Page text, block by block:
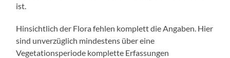
ist.
Hinsichtlich der Flora fehlen komplett die Angaben. Hier
sind unverzüglich mindestens über eine
Vegetationsperiode komplette Erfassungen